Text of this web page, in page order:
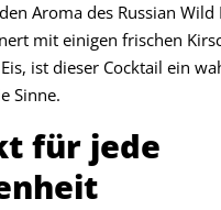
Aroma des Russian Wild
mit einigen frischen
ist dieser Cocktail ein
Sinne.
für jede